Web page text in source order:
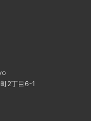
2丁目6-1